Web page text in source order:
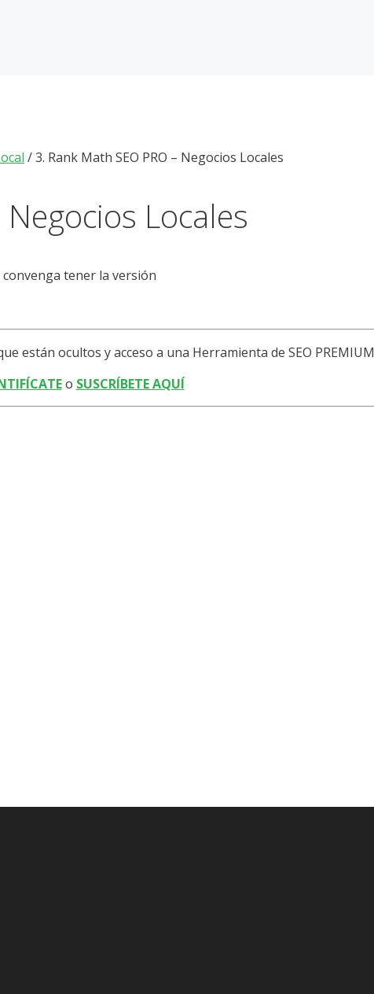
/3. Rank Math SEO PRO – Negocios Locales
Locales
tener la versión
están ocultos y acceso a una Herramienta de SEO PREMIUM
o SUSCRÍBETE AQUÍ